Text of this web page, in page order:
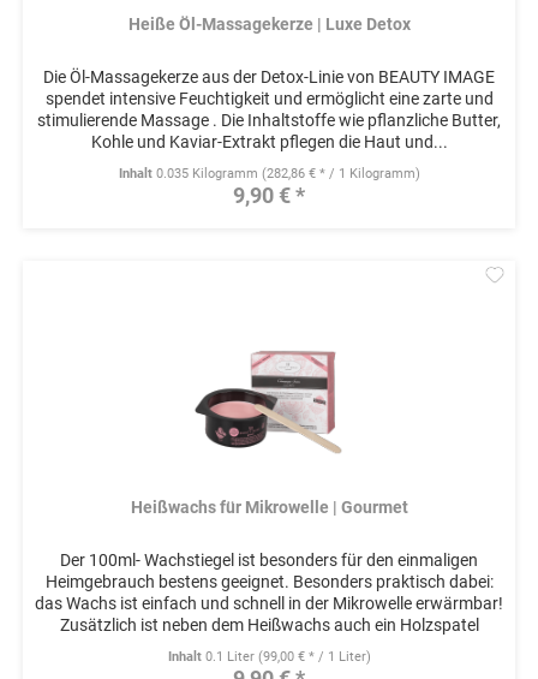
Heiße Öl-Massagekerze | Luxe Detox
Die Öl-Massagekerze aus der Detox-Linie von BEAUTY IMAGE
spendet intensive Feuchtigkeit und ermöglicht eine zarte und
stimulierende Massage . Die Inhaltstoffe wie pflanzliche Butter,
Kohle und Kaviar-Extrakt pflegen die Haut und...
Inhalt 0.035 Kilogramm (282,86 € * / 1 Kilogramm)
9,90 € *
Heißwachs für Mikrowelle | Gourmet
Der 100ml- Wachstiegel ist besonders für den einmaligen
Heimgebrauch bestens geeignet. Besonders praktisch dabei:
das Wachs ist einfach und schnell in der Mikrowelle erwärmbar!
Zusätzlich ist neben dem Heißwachs auch ein Holzspatel
zum...
Inhalt 0.1 Liter (99,00 € * / 1 Liter)